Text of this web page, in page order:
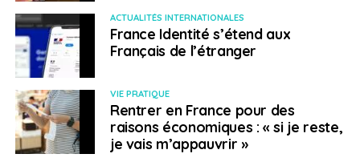
Evènement
Si le sujet vous intéresse, le site Français à l’Etranger
organise, en coopération avec Pôle emploi mobilité
internationale, le mardi 24 novembre à 10h une
conférence en ligne consacrée aux opportunités
d’emploi à l’international. Pour en savoir plus,cliquez
sur ce lien.
ACTUALITÉS INTERNATIONALES
France Identité s’étend aux
Français de l’étranger
VIE PRATIQUE
Rentrer en France pour des
raisons économiques : « si je reste,
je vais m’appauvrir »